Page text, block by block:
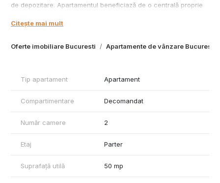
Oferte imobiliare Bucuresti Apartamente de vânzare Bucuresti
de depozitare. Apartamentul beneficiază de o centrală proprie
grădinițe, școli și cu acces facil la mijloace de transport în
dormitor confortabil, bucătărie și baie.
zonă bine conectată cu restul orașului.
Citește mai mult
Tip apartament Apartament
Compartimentare Decomandat
Număr camere 2
Etaj Parter
Suprafață utilă 50 mp